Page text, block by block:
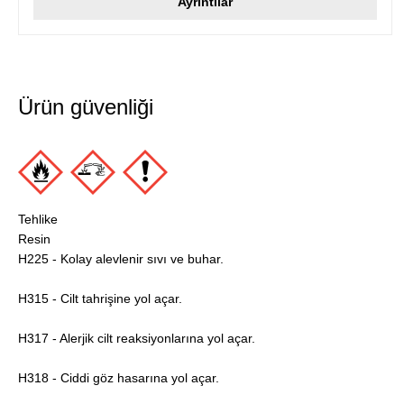
Ürün güvenliği
Tehlike
Resin
H225 - Kolay alevlenir sıvı ve buhar.
H315 - Cilt tahrişine yol açar.
H317 - Alerjik cilt reaksiyonlarına yol açar.
H318 - Ciddi göz hasarına yol açar.